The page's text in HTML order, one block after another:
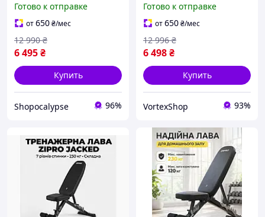
положениями наклона
для силовых упражнений
Готово к отправке
от650₴/мес
6 495₴
12 990 ₴
Купить
Shopocalypse 96%
жима и упражнений на
пресс, удобная
конструкция для силовых
Готово к отправке
от650₴/мес
6 498₴
12 996 ₴
Купить
VortexShop 93%